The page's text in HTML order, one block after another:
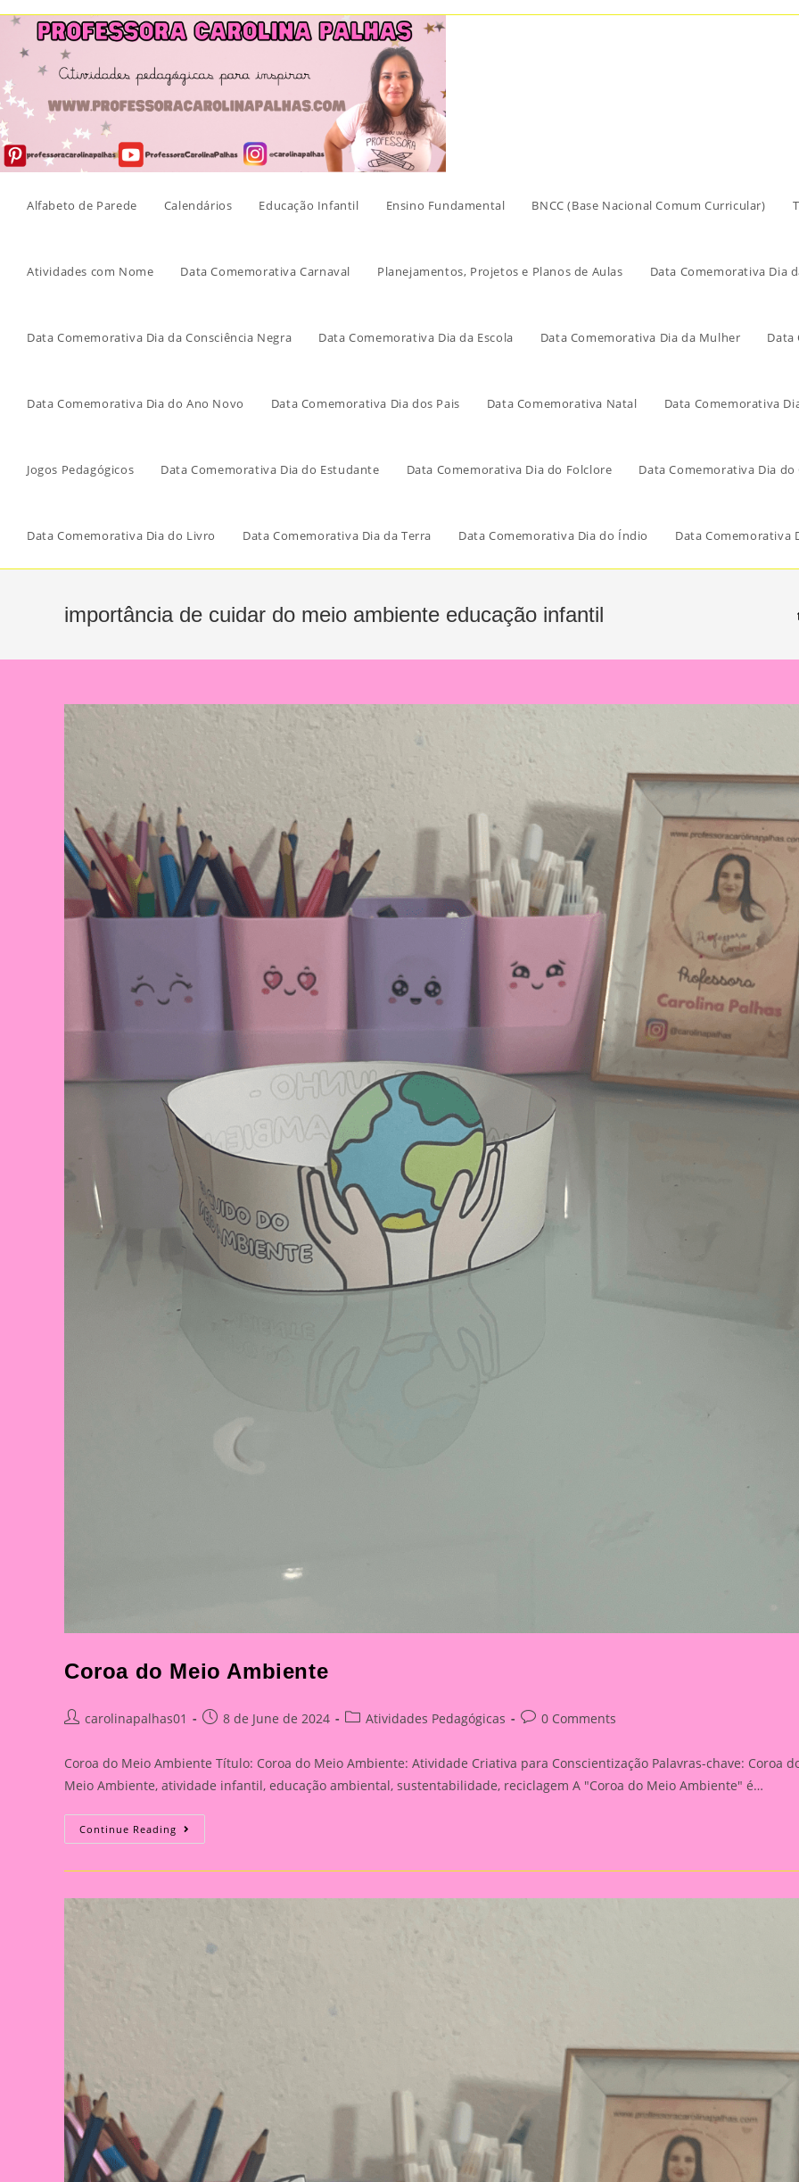
Skip
content
Alfabeto de Parede Calendários Educação Infantil Ensino Fundamental BNCC (Base Nacional Comum Curricular)
Atividades com Nome Data Comemorativa Carnaval Planejamentos, Projetos e Planos de Aulas Data Comemorativa Dia
Data Comemorativa Dia da Consciência Negra Data Comemorativa Dia da Escola Data Comemorativa Dia da Mulher Data
Data Comemorativa Dia do Ano Novo Data Comemorativa Dia dos Pais Data Comemorativa Natal Data Comemorativa
Jogos Pedagógicos Data Comemorativa Dia do Estudante Data Comemorativa Dia do Folclore Data Comemorativa Dia do
Data Comemorativa Dia do Livro Data Comemorativa Dia da Terra Data Comemorativa Dia do Índio Data Comemorativa
importância de cuidar do meio ambiente educação infantil
Coroa do Meio Ambiente
Postcarolinapalhas01
Post8 de June de 2024
PostAtividades Pedagógicas
Post0 Comments
Coroa do Meio Ambiente Título: Coroa do Meio Ambiente: Atividade Criativa para Conscientização Palavras-chave: Coroa
Meio Ambiente, atividade infantil, educação ambiental, sustentabilidade, reciclagem A "Coroa do Meio Ambiente" é…
Continue Reading Coroa
Do
Ambiente